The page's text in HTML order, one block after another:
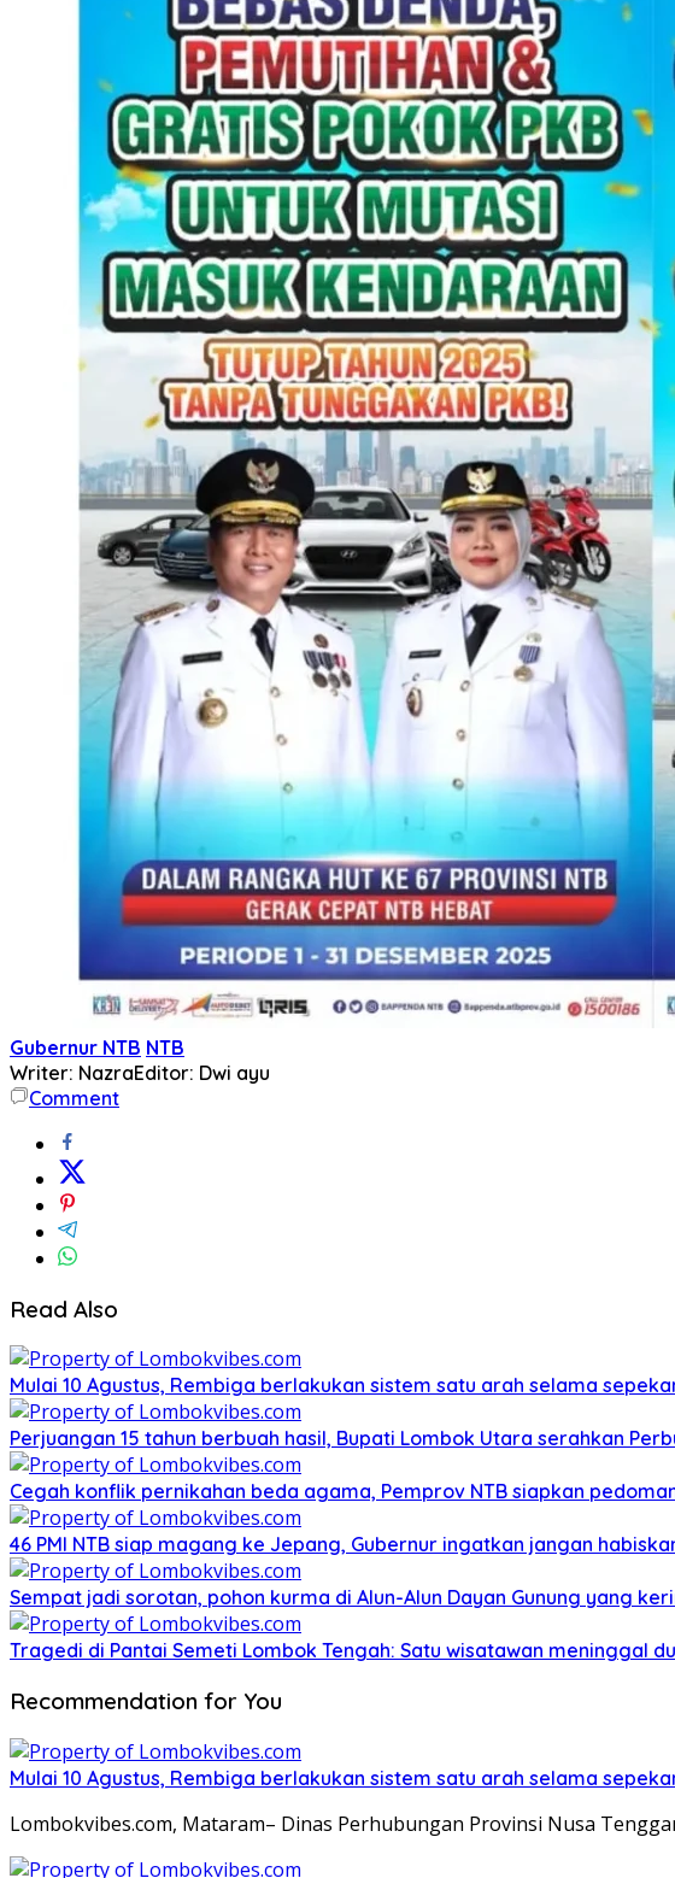
Gubernur NTB NTB
Writer: NazraEditor: Dwi ayu
Comment
Read Also
Mulai 10 Agustus, Rembiga berlakukan sistem satu arah selama
Perjuangan 15 tahun berbuah hasil, Bupati Lombok Utara serahkan
Cegah konflik pernikahan beda agama, Pemprov NTB siapkan
46 PMI NTB siap magang ke Jepang, Gubernur ingatkan jangan
Sempat jadi sorotan, pohon kurma di Alun-Alun Dayan Gunung yang
Tragedi di Pantai Semeti Lombok Tengah: Satu wisatawan meninggal
Recommendation for You
Mulai 10 Agustus, Rembiga berlakukan sistem satu arah selama
Lombokvibes.com, Mataram– Dinas Perhubungan Provinsi Nusa